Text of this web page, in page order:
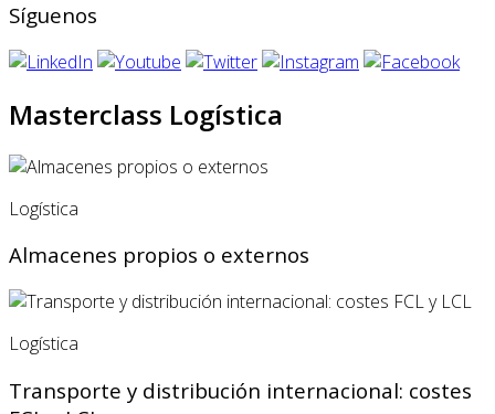
Síguenos
Masterclass Logística
Logística
Almacenes propios o externos
Logística
Transporte y distribución internacional: costes